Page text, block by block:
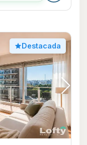
Destacada